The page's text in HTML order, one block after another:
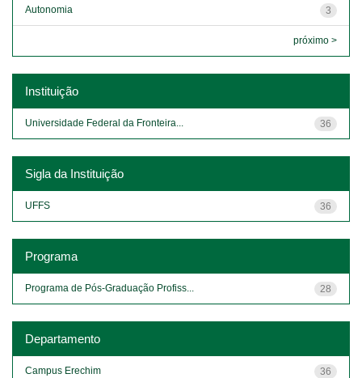
3
Autonomia
próximo >
Instituição
36
Universidade Federal da Fronteira...
Sigla da Instituição
36
UFFS
Programa
28
Programa de Pós-Graduação Profiss...
Departamento
36
Campus Erechim